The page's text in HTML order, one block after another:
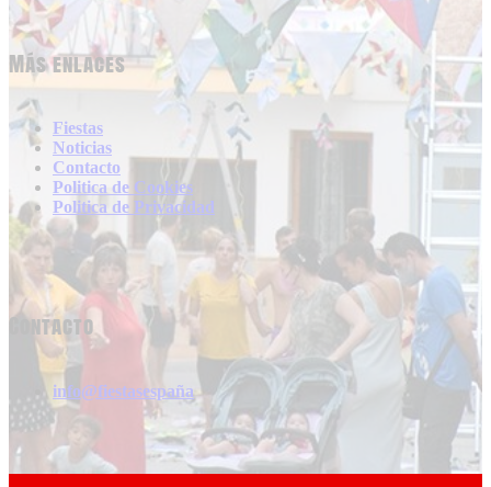
Más enlaces
Fiestas
Noticias
Contacto
Politica de Cookies
Politica de Privacidad
Contacto
info@fiestasespaña